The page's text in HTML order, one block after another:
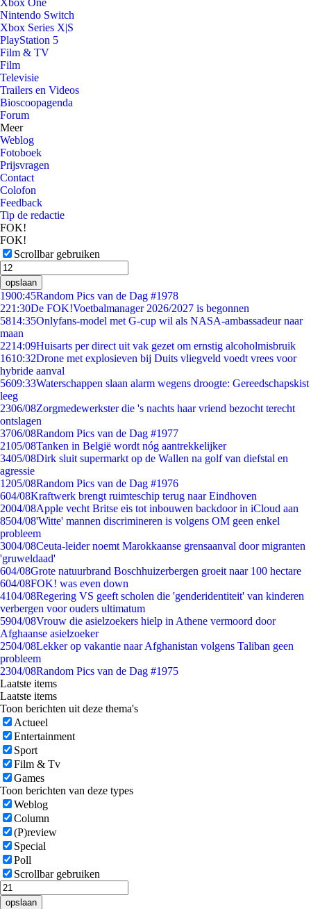
Xbox One
Nintendo Switch
Xbox Series X|S
PlayStation 5
Film & TV
Film
Televisie
Trailers en Videos
Bioscoopagenda
Forum
Meer
Weblog
Fotoboek
Prijsvragen
Contact
Colofon
Feedback
Tip de redactie
FOK!
FOK!
Scrollbar gebruiken
opslaan
1900:45Random Pics van de Dag #1978
221:30De FOK!Voetbalmanager 2026/2027 is begonnen
5814:35Onlyfans-model met G-cup wil als NASA-ambassadeur naar
maan
2214:09Huisarts per direct uit vak gezet om ernstig alcoholmisbruik
1610:32Drone met explosieven bij Duits vliegveld voedt vrees voor
hybride aanval
5609:33Waterschappen slaan alarm wegens droogte: Gereedschapskist
leeg
2306/08Zorgmedewerkster die 's nachts haar vriend bezocht terecht
ontslagen
3706/08Random Pics van de Dag #1977
2105/08Tanken in België wordt nóg aantrekkelijker
3405/08Dirk sluit supermarkt op de Wallen na golf van diefstal en
agressie
1205/08Random Pics van de Dag #1976
604/08Kraftwerk brengt ruimteschip terug naar Eindhoven
2004/08Apple vecht Britse eis tot inbouwen backdoor in iCloud aan
8504/08'Witte' mannen discrimineren is volgens OM geen enkel
probleem
3004/08Ceuta-leider noemt Marokkaanse grensaanval door migranten
'gruweldaad'
604/08Grote natuurbrand Boschhuizerbergen groeit naar 100 hectare
604/08FOK! was even down
4104/08Regering VS geeft scholen die 'genderidentiteit' van kinderen
verbergen voor ouders ultimatum
5904/08Vrouw die asielzoekers hielp in Athene vermoord door
Afghaanse asielzoeker
2504/08Lekker op vakantie naar Afghanistan volgens Taliban geen
probleem
2304/08Random Pics van de Dag #1975
Laatste items
Laatste items
Toon berichten uit deze thema's
Actueel
Entertainment
Sport
Film & Tv
Games
Toon berichten van deze types
Weblog
Column
(P)review
Special
Poll
Scrollbar gebruiken
opslaan